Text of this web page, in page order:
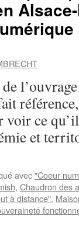
voir ce
et
avec"Coeur
, Chaudron des
à distance",